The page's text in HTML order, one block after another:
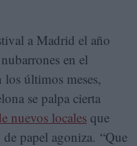
a Madrid el año
en el
últimos meses,
se palpa cierta
nuevos locales que
papel agoniza. “Que